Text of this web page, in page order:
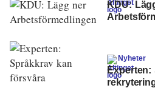
KDU:
Nyheter
Experten: